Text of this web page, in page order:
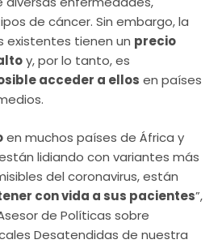
de cáncer. Sin embargo, la
existentes tienen un precio
y, por lo tanto, es
acceder a ellos en países
en muchos países de África y
lidiando con variantes más
del coronavirus, están
con vida a sus pacientes”,
de Políticas sobre
Desatendidas de nuestra